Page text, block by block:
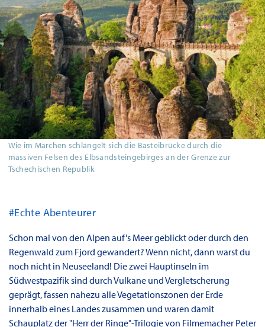
Wie im Märchen schlängelt sich die Basteibrücke durch die
massiven Felsen des Elbsandsteingebirges an der Grenze zur
Tschechischen Republik
#Echte Abenteurer
Schon mal von den Alpen auf's Meer geblickt oder durch den
Regenwald zum Fjord gewandert? Wenn nicht, dann warst du
noch nicht in Neuseeland! Die zwei Hauptinseln im
Südwestpazifik sind durch Vulkane und Vergletscherung
geprägt, fassen nahezu alle Vegetationszonen der Erde
innerhalb eines Landes zusammen und waren damit
Schauplatz der "Herr der Ringe"-Trilogie von Filmemacher Peter